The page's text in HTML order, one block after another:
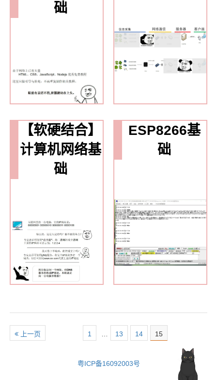
础
【软硬结合】
计算机网络基
础
ESP8266基
础
上一页 1 13 14 15
粤ICP备16092003号